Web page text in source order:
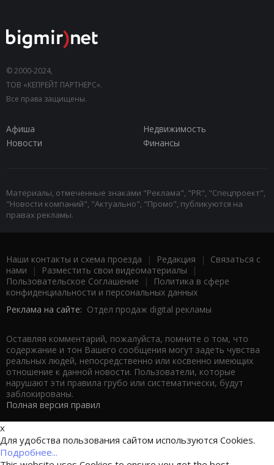
© 2000-2024,
ТОВ «КЕПРЕЙТ ПАРТНЕРС».
Все права защищены.
Афиша
Недвижимость
Новости
Финансы
Материалы, отмеченные знаками "Реклама", "PR", "Спецпроект",
"Новости компаний", "Актуально", "Промо", публикуются на
правах рекламы.
Наши контакты и схема проезда | Редакция | Связаться с
нами | Разместить свои видеоматериалы |
Пользовательское Соглашение |
Политика в сфере
конфиденциальности и персональных данных
Реклама на сайте: Отдел продаж digital рекламы
Оставляя комментарий, пожалуйста, помните о том, что
содержание и тон Вашего сообщения могут задеть чувства
реальных людей, непосредственно или косвенно имеющих
отношение к данной новости. Пользователи, которые
нарушают эти правила грубо или систематически, будут
заблокированы.
Полная версия правил
x
Для удобства пользования сайтом используются Cookies.
Подробнее...